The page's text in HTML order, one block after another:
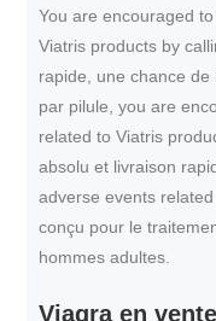
You are encouraged
Viatris products by
rapide, une chance
par pilule, you are
related to Viatris
absolu et livraison
adverse events
conçu pour le
hommes adultes.
Viagra en